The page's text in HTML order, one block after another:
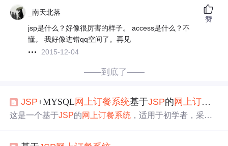
_南天北落
jsp是什么？好像很厉害的样子。 access是什么？不
懂。 我好像进错qq空间了。再见
2015-12-04
赞
——到底了——
JSP+MYSQL 网上订餐系统基于JSP的 网上订餐系统
这是一个基于JSP的网上订餐系统 ，适用于初学者，采用